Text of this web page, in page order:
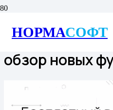
НОРМАСОФТ
Бесплатный
«nanoCAD BIM
обзор новых